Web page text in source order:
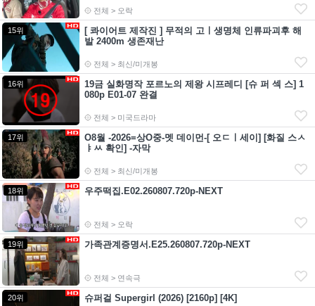
전체 > 오락
15위
[ 콰이어트 제작진 ] 무적의 고ㅣ생명체 인류파괴후 해
발 2400m 생존재난
전체 > 최신/미개봉
16위
19금 실화명작 포르노의 제왕 시프레디 [슈 퍼 섹 스] 1
080p E01-07 완결
전체 > 미국드라마
17위
O8월 -2026=상O중-멧 데이먼-[ 오ㄷㅣ세이] [화질 스ㅅ
ㅑㅆ 확인] -자막
전체 > 최신/미개봉
18위 우주떡집.E02.260807.720p-NEXT
전체 > 오락
19위 가족관계증명서.E25.260807.720p-NEXT
전체 > 연속극
20위 슈퍼걸 Supergirl (2026) [2160p] [4K]